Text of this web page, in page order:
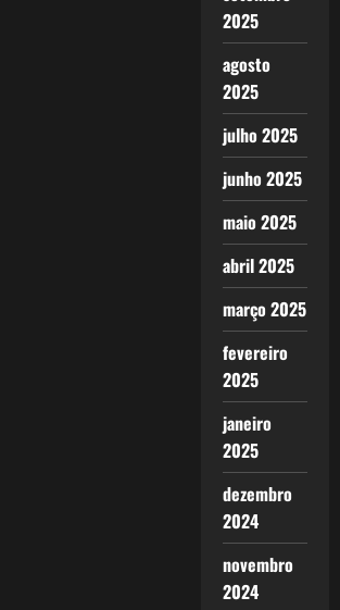
2025
agosto
2025
julho 2025
junho 2025
maio 2025
abril 2025
março 2025
fevereiro
2025
janeiro
2025
dezembro
2024
novembro
2024